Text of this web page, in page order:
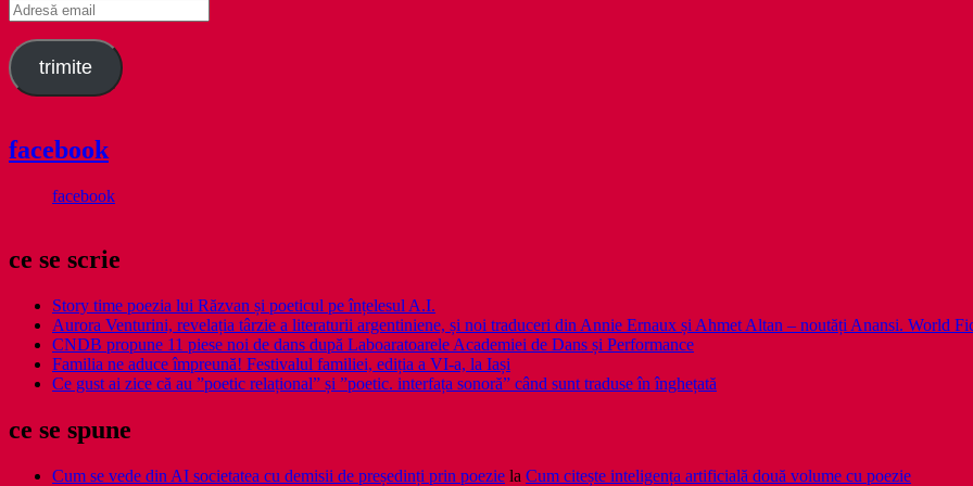
Adresă
email
trimite
facebook
facebook
ce se scrie
Story time poezia lui Răzvan și poeticul pe înțelesul A.I.
Aurora Venturini, revelația târzie a literaturii argentiniene, și noi traduceri din Annie Ernaux și Ahmet Altan – noutăți Anansi. World
CNDB propune 11 piese noi de dans după Laboaratoarele Academiei de Dans și Performance
Familia ne aduce împreună! Festivalul familiei, ediția a VI-a, la Iași
Ce gust ai zice că au ”poetic relațional” și ”poetic. interfața sonoră” când sunt traduse în înghețată
ce se spune
Cum se vede din AI societatea cu demisii de președinți prin poezie la Cum citește inteligența artificială două volume cu poezie